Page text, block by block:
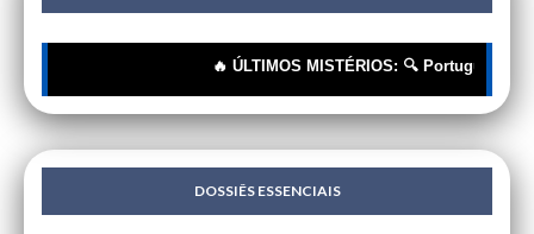
🔥 ÚLTIMOS MISTÉRIOS: 🔍 Portugueses: A
DOSSIÊS ESSENCIAIS